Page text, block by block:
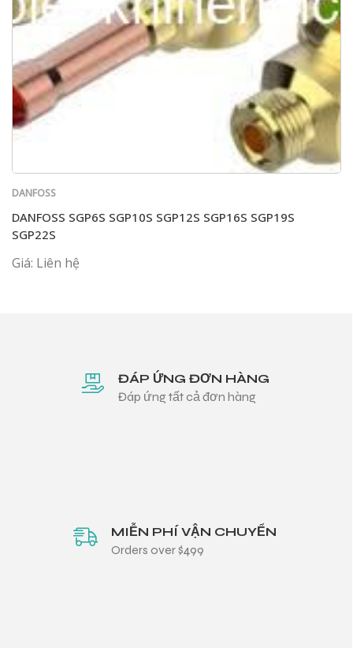
DANFOSS
DANFOSS SGP6S SGP10S SGP12S SGP16S SGP19S
SGP22S
Giá: Liên hệ
ĐÁP ỨNG ĐƠN HÀNG
Đáp ứng tất cả đơn hàng
MIỄN PHÍ VẬN CHUYỂN
Orders over $499